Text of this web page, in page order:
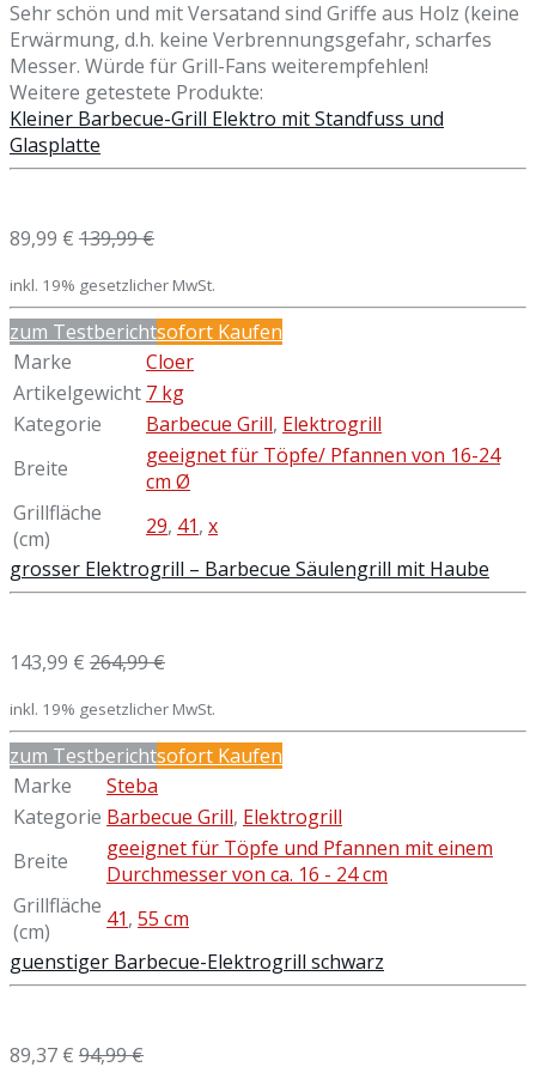
Sehr schön und mit Versatand sind Griffe aus Holz (keine
Erwärmung, d.h. keine Verbrennungsgefahr, scharfes
Messer. Würde für Grill-Fans weiterempfehlen!
Weitere getestete Produkte:
Kleiner Barbecue-Grill Elektro mit Standfuss und
Glasplatte
89,99 € 139,99 €
inkl. 19% gesetzlicher MwSt.
zum Testberichtsofort Kaufen
Marke
Cloer
Artikelgewicht 7 kg
Kategorie
Barbecue Grill, Elektrogrill
Breite
geeignet für Töpfe/ Pfannen von 16-24
cm Ø
Grillfläche
(cm)
29, 41, x
grosser Elektrogrill – Barbecue Säulengrill mit Haube
143,99 € 264,99 €
inkl. 19% gesetzlicher MwSt.
zum Testberichtsofort Kaufen
Marke
Steba
Kategorie Barbecue Grill, Elektrogrill
Breite
geeignet für Töpfe und Pfannen mit einem
Durchmesser von ca. 16 - 24 cm
Grillfläche
(cm)
41, 55 cm
guenstiger Barbecue-Elektrogrill schwarz
89,37 € 94,99 €